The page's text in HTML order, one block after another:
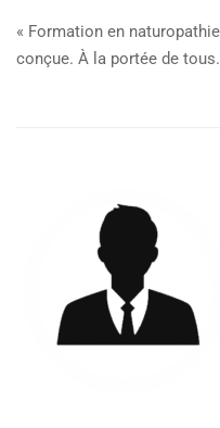
« Formation en
conçue. À la portée de